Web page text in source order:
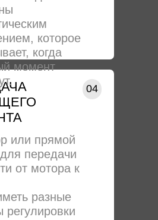
04
или прямой
передачи
от мотора к
разные
регулировки
которое
когда
момент